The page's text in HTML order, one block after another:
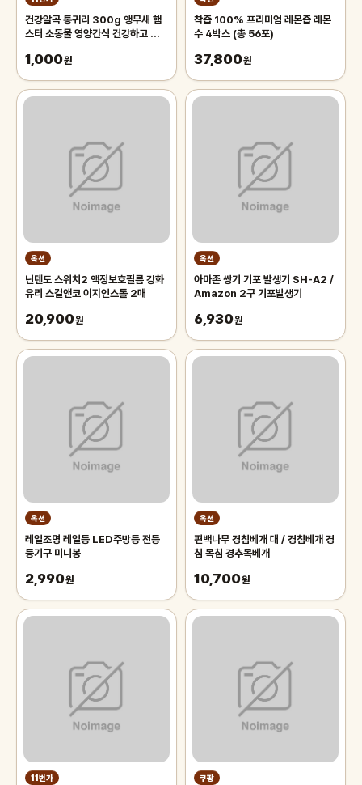
건강알곡 통귀리 300g 앵무새 햄
스터 소동물 영양간식 건강하고 깨끗
1,000원
착즙 100% 프리미엄 레몬즙 레몬
수 4박스 (총 56포)
37,800원
옥션
닌텐도 스위치2 액정보호필름 강화
유리 스컬앤코 이지인스톨 2매
20,900원
옥션
아마존 쌍기 기포 발생기 SH-A2 /
Amazon 2구 기포발생기
6,930원
옥션
레일조명 레일등 LED주방등 전등
등기구 미니봉
2,990원
옥션
편백나무 경침베개 대 / 경침베개 경
침 목침 경추목베개
10,700원
11번가 쿠팡